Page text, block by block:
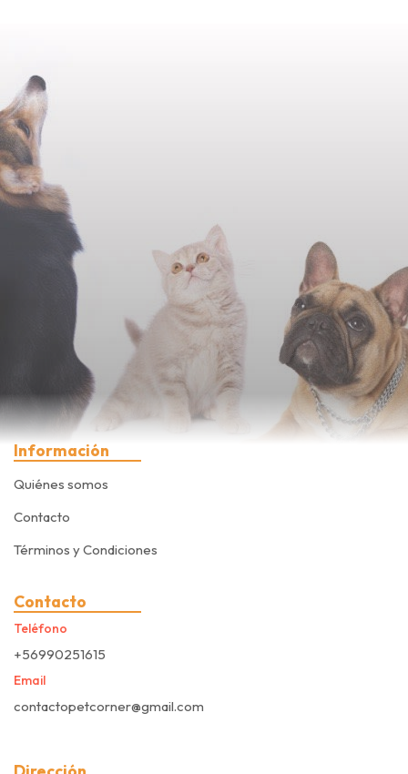
Información
Quiénes somos
Contacto
Términos y Condiciones
Contacto
Teléfono
+56990251615
Email
contactopetcorner@gmail.com